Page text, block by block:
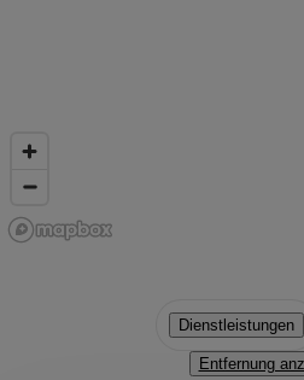
Dienstleistungen
Entfernung